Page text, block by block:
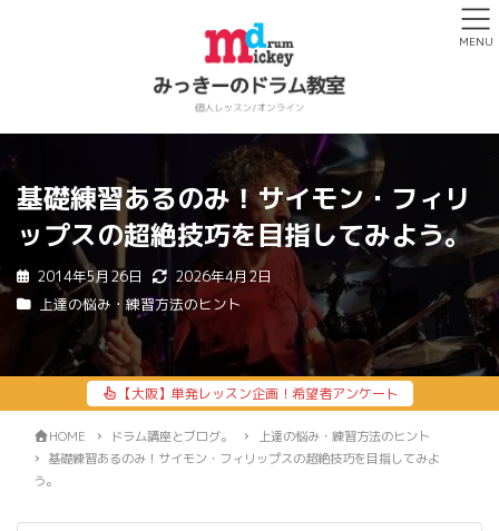
基礎練習あるのみ！サイモン・フィリ
ップスの超絶技巧を目指してみよう。
2014年5月26日
2026年4月2日
上達の悩み・練習方法のヒント
【大阪】単発レッスン企画！希望者アンケート
HOME ドラム講座とブログ。
上達の悩み・練習方法のヒント
基礎練習あるのみ！サイモン・フィリップスの超絶技巧を目指してみよ
う。
MENU